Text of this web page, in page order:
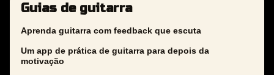
Guias de guitarra
Aprenda guitarra com feedback que escuta
Um app de prática de guitarra para depois da
motivação